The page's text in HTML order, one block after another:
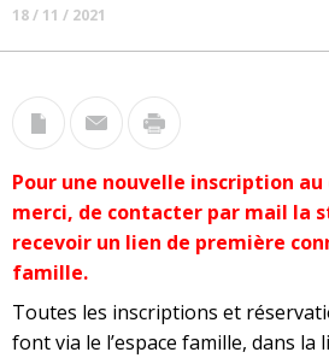
18 / 11 / 2021
Pour une nouvelle inscription
merci, de contacter par mail la
recevoir un lien de première
famille.
Toutes les inscriptions et
font via le l’espace famille, dans la